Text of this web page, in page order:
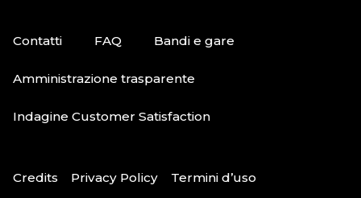
Contatti FAQ Bandi e gare
Amministrazione trasparente
Indagine Customer Satisfaction
Credits Privacy Policy Termini d’uso